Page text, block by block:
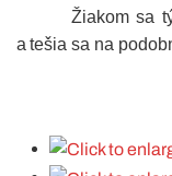
Žiakom sa
a tešia sa na